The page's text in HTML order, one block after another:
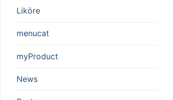
Liköre
menucat
myProduct
News